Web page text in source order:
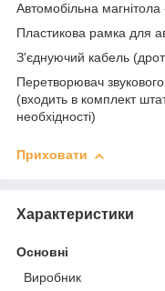
Автомобільна
Пластикова рамка для
З'єднуючий кабель
Перетворювач
(входить в комплект
необхідності)
Приховати
Характеристики
Основні
Виробник